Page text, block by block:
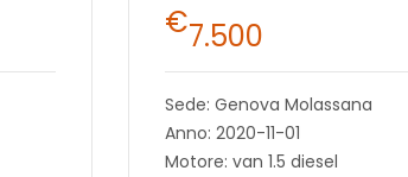
€7.500
Sede: Genova Molassana
Anno: 2020-11-01
Motore: van 1.5 diesel